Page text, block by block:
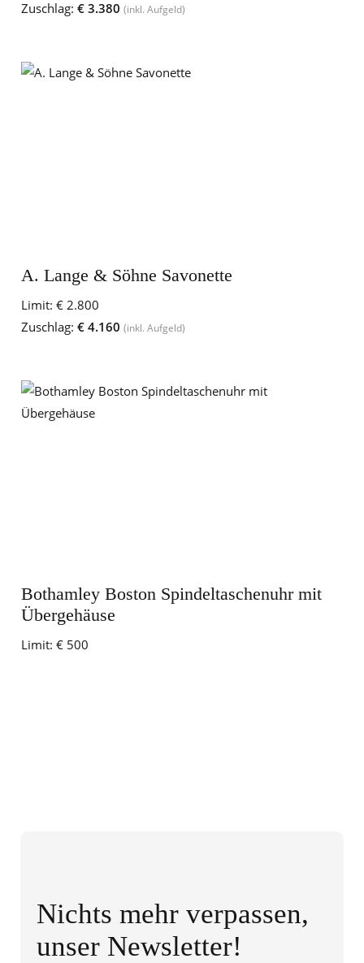
Zuschlag: € 3.380 (inkl. Aufgeld)
A. Lange & Söhne Savonette
Limit: € 2.800
Zuschlag: € 4.160 (inkl. Aufgeld)
Bothamley Boston Spindeltaschenuhr mit
Übergehäuse
Limit: € 500
Nichts mehr verpassen,
unser Newsletter!